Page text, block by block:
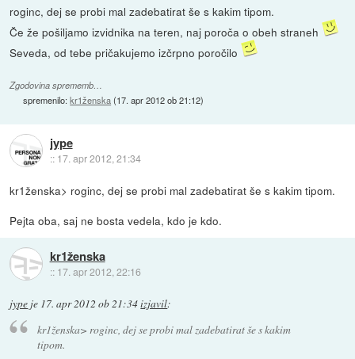
roginc, dej se probi mal zadebatirat še s kakim tipom.
Če že pošiljamo izvidnika na teren, naj poroča o obeh straneh
Seveda, od tebe pričakujemo izčrpno poročilo
Zgodovina sprememb…
spremenilo:kr1ženska(17. apr 2012 ob 21:12)
jype
:: 17. apr 2012, 21:34
kr1ženska> roginc, dej se probi mal zadebatirat še s kakim tipom.
Pejta oba, saj ne bosta vedela, kdo je kdo.
kr1ženska
:: 17. apr 2012, 22:16
jype je 17. apr 2012 ob 21:34izjavil:
kr1ženska> roginc, dej se probi mal zadebatirat še s kakim
tipom.